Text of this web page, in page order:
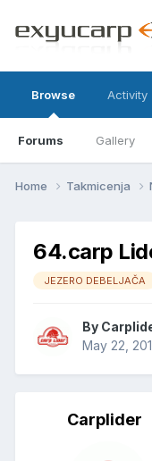
Browse
Forums Gallery
Activity
Home Takmicenja
64.carp
JEZERO DEBELJAČA
By
May 22,
Carplider